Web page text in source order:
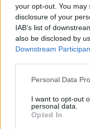
your opt-out. You
disclosure of your
IAB’s list of
also be disclosed by
Downstream
Personal Data
I want to opt-out
personal data.
Opted In
Το Σάββατο 8
της Κωνσταντίας
5 Αυγούστου 2026, 20:25